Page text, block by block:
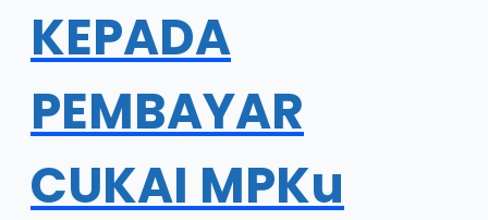
KEPADA
PEMBAYAR
CUKAI MPKu